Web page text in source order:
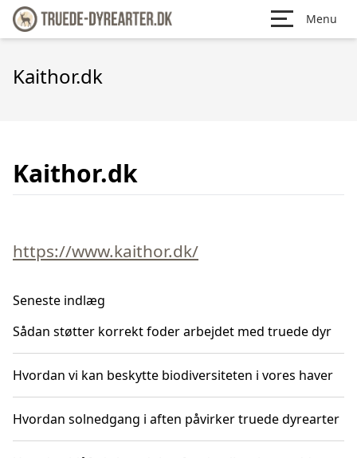
Menu
Kaithor.dk
Kaithor.dk
https://www.kaithor.dk/
Seneste indlæg
Sådan støtter korrekt foder arbejdet med truede dyr
Hvordan vi kan beskytte biodiversiteten i vores haver
Hvordan solnedgang i aften påvirker truede dyrearter